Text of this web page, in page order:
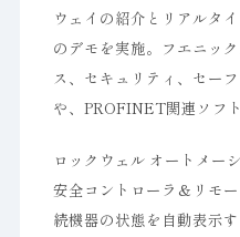
ウェイの紹介とリアルタ
のデモを実施。フエニッ
ス、セキュリティ、セー
や、PROFINET関連ソフ
ロックウェル オートメー
安全コントローラ＆リモ
続機器の状態を自動表示